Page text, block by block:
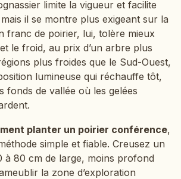
limite la vigueur et facilite
il se montre plus exigeant sur la
franc de poirier, lui, tolère mieux
le froid, au prix d’un arbre plus
plus froides que le Sud-Ouest,
lumineuse qui réchauffe tôt,
fonds de vallée où les gelées
planter un poirier conférence,
simple et fiable. Creusez un
à 80 cm de large, moins profond
la zone d’exploration